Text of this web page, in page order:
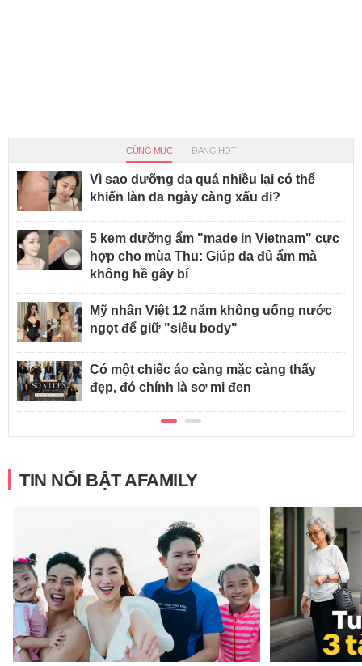
CÙNG MỤC ĐANG HOT
Vì sao dưỡng da quá nhiều lại có thể
khiến làn da ngày càng xấu đi?
5 kem dưỡng ẩm "made in Vietnam" cực
hợp cho mùa Thu: Giúp da đủ ẩm mà
không hề gây bí
Mỹ nhân Việt 12 năm không uống nước
ngọt để giữ "siêu body"
Có một chiếc áo càng mặc càng thấy
đẹp, đó chính là sơ mi đen
TIN NỔI BẬT AFAMILY